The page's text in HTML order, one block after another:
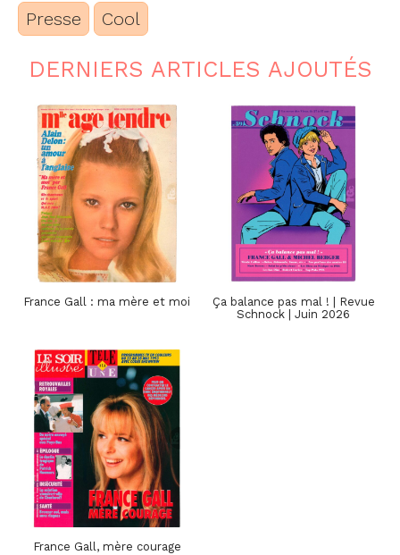
Presse Cool
DERNIERS ARTICLES AJOUTÉS
France Gall : ma mère et moi
Ça balance pas mal ! | Revue
Schnock | Juin 2026
France Gall, mère courage